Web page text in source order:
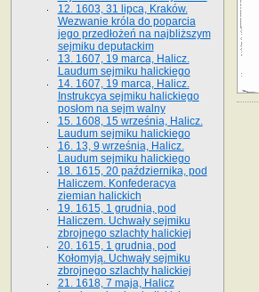
12. 1603, 31 lipca, Kraków.
Wezwanie króla do poparcia
jego przedłożeń na najbliższym
sejmiku deputackim
13. 1607, 19 marca, Halicz.
Laudum sejmiku halickiego
14. 1607, 19 marca, Halicz.
Instrukcya sejmiku halickiego
posłom na sejm walny
15. 1608, 15 września, Halicz.
Laudum sejmiku halickiego
16. 13, 9 września, Halicz.
Laudum sejmiku halickiego
18. 1615, 20 października, pod
Haliczem. Konfederacya
ziemian halickich
19. 1615, 1 grudnia, pod
Haliczem. Uchwały sejmiku
zbrojnego szlachty halickiej
20. 1615, 1 grudnia, pod
Kołomyją. Uchwały sejmiku
zbrojnego szlachty halickiej
21. 1618, 7 maja, Halicz